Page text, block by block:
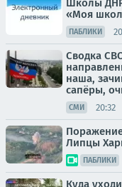
Школы
«Моя
ПАБЛИКИ
Сводка
наша,
сапёры,
СМИ 20:32
Липцы
ПАБЛИКИ
Куда